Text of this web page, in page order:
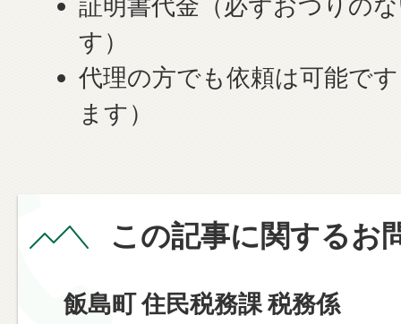
証明書代金（必ずおつりの
す）
代理の方でも依頼は可能で
ます）
この記事に関するお
飯島町 住民税務課 税務係